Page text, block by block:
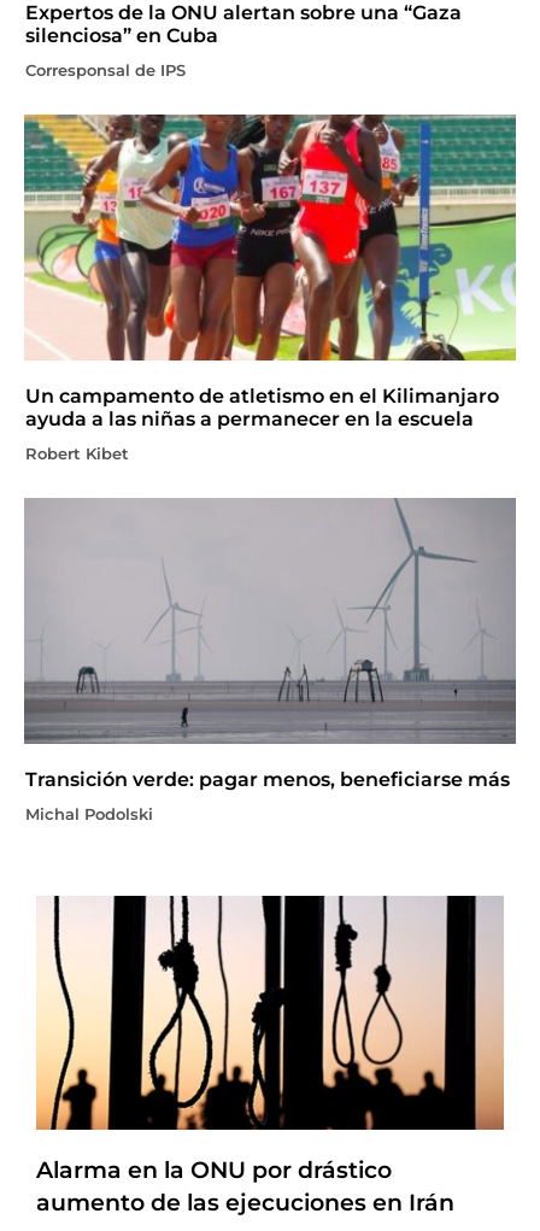
Expertos de la ONU alertan sobre una “Gaza
silenciosa” en Cuba
Corresponsal de IPS
Un campamento de atletismo en el Kilimanjaro
ayuda a las niñas a permanecer en la escuela
Robert Kibet
Transición verde: pagar menos, beneficiarse más
Michal Podolski
Alarma en la ONU por drástico
aumento de las ejecuciones en Irán